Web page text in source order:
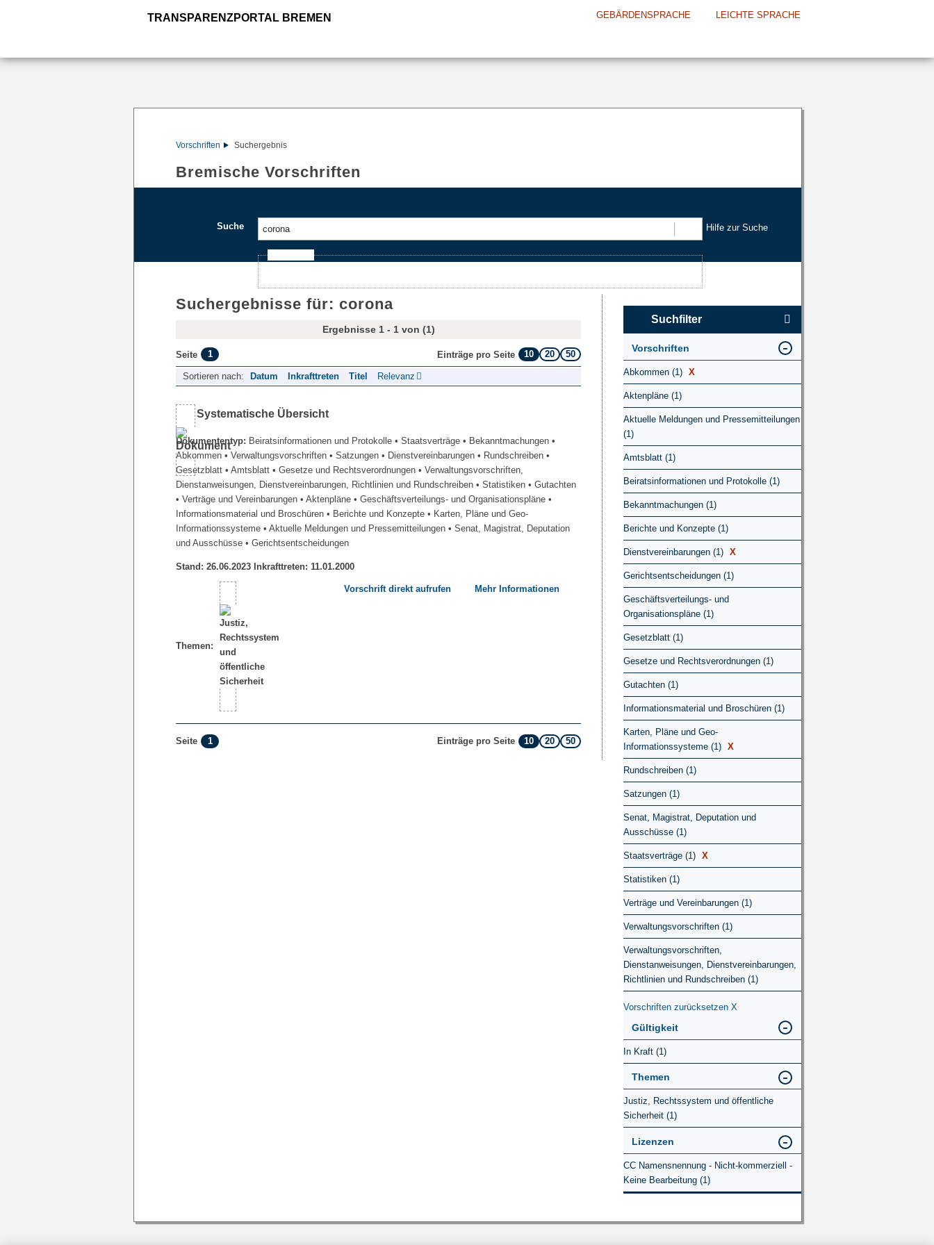
TRANSPARENZPORTAL BREMEN GEBÄRDENSPRACHE LEICHTE SPRACHE
Vorschriften Suchergebnis
Bremische Vorschriften
Suche Hilfe zur Suche
Suchergebnisse für: corona
Ergebnisse 1 - 1 von (1)
Seite 1 Einträge pro Seite 10 20 50
Sortieren nach: Datum Inkrafttreten Titel Relevanz
Systematische Übersicht
Dokumententyp: Beiratsinformationen und Protokolle • Staatsverträge • Bekanntmachungen •
Abkommen • Verwaltungsvorschriften • Satzungen • Dienstvereinbarungen • Rundschreiben •
Gesetzblatt • Amtsblatt • Gesetze und Rechtsverordnungen • Verwaltungsvorschriften,
Dienstanweisungen, Dienstvereinbarungen, Richtlinien und Rundschreiben • Statistiken • Gutachten
• Verträge und Vereinbarungen • Aktenpläne • Geschäftsverteilungs- und Organisationspläne •
Informationsmaterial und Broschüren • Berichte und Konzepte • Karten, Pläne und Geo-
Informationssysteme • Aktuelle Meldungen und Pressemitteilungen • Senat, Magistrat, Deputation
und Ausschüsse • Gerichtsentscheidungen
Stand: 26.06.2023 Inkrafttreten: 11.01.2000
Themen:
Vorschrift direkt aufrufen Mehr Informationen
Seite 1 Einträge pro Seite 10 20 50
Suchfilter
Vorschriften
Abkommen (1) X
Aktenpläne (1)
Aktuelle Meldungen und Pressemitteilungen
(1)
Amtsblatt (1)
Beiratsinformationen und Protokolle (1)
Bekanntmachungen (1)
Berichte und Konzepte (1)
Dienstvereinbarungen (1) X
Gerichtsentscheidungen (1)
Geschäftsverteilungs- und
Organisationspläne (1)
Gesetzblatt (1)
Gesetze und Rechtsverordnungen (1)
Gutachten (1)
Informationsmaterial und Broschüren (1)
Karten, Pläne und Geo-
Informationssysteme (1) X
Rundschreiben (1)
Satzungen (1)
Senat, Magistrat, Deputation und
Ausschüsse (1)
Staatsverträge (1) X
Statistiken (1)
Verträge und Vereinbarungen (1)
Verwaltungsvorschriften (1)
Verwaltungsvorschriften,
Dienstanweisungen, Dienstvereinbarungen,
Richtlinien und Rundschreiben (1)
Vorschriften zurücksetzen X
Gültigkeit
In Kraft (1)
Themen
Justiz, Rechtssystem und öffentliche
Sicherheit (1)
Lizenzen
CC Namensnennung - Nicht-kommerziell -
Keine Bearbeitung (1)